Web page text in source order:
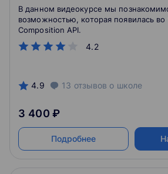
4.2
В данном видеокурсе мы
возможностью, которая появилась
Composition API.
4.9 13 отзывов о школе
3 400 ₽
Подробнее